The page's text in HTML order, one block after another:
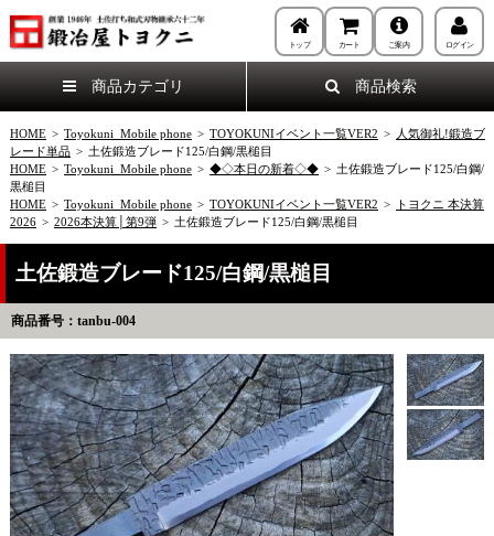
トップ カート ご案内 ログイン
商品カテゴリ 商品検索
HOME > Toyokuni_Mobile phone > TOYOKUNIイベント一覧VER2 >
人気御礼!鍛造ブ
レード単品 > 土佐鍛造ブレード125/白鋼/黒槌目
HOME > Toyokuni_Mobile phone > ◆◇本日の新着◇◆ > 土佐鍛造ブレード125/白鋼/
黒槌目
HOME > Toyokuni_Mobile phone > TOYOKUNIイベント一覧VER2 >
トヨクニ 本決算
2026 > 2026本決算│第9弾 > 土佐鍛造ブレード125/白鋼/黒槌目
土佐鍛造ブレード125/白鋼/黒槌目
商品番号：tanbu-004